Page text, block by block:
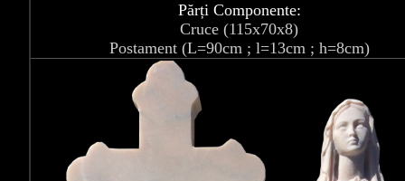
Părți Componente:
Cruce (115x70x8)
Postament (L=90cm ; l=13cm ; h=8cm)